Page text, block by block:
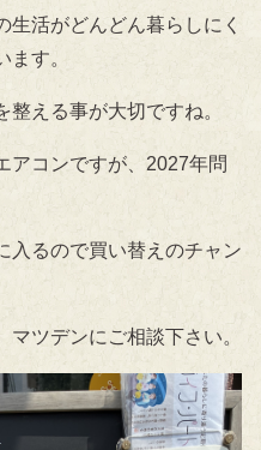
活がどんどん暮らしにく
す。
える事が大切ですね。
アコンですが、2027年問
入るので買い替えのチャン
ツデンにご相談下さい。